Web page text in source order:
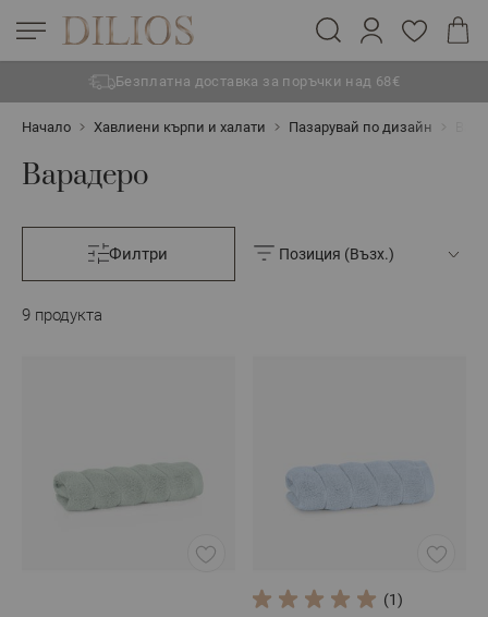
Безплатна доставка за поръчки над 68€
Начало Хавлиени кърпи и халати Пазарувай по дизайн
Варадеро
Филтри
9 продукта
(1)